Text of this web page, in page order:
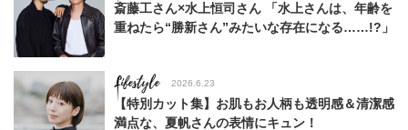
斎藤工さん×水上恒司さん 「水上さんは、年齢を
重ねたら“勝新さん”みたいな存在になる……!?」
Lifestyle 2026.6.23
【特別カット集】お肌もお人柄も透明感＆清潔感
満点な、夏帆さんの表情にキュン！